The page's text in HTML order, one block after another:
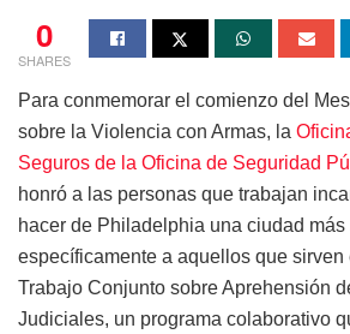
0
SHARES
Para conmemorar el comienzo del
sobre la Violencia con Armas, la
Seguros de la Oficina de Seguridad
honró a las personas que trabajan
hacer de Philadelphia una ciudad más
específicamente a aquellos que sirven
Trabajo Conjunto sobre Aprehensión
Judiciales, un programa colaborativo